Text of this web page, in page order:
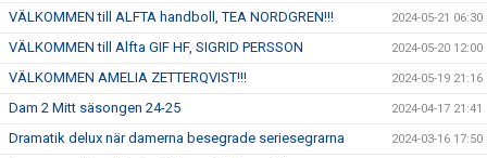
VÄLKOMMEN till ALFTA handboll, TEA NORDGREN!!! 2024-05-21 06:30
VÄLKOMMEN till Alfta GIF HF, SIGRID PERSSON 2024-05-20 12:00
VÄLKOMMEN AMELIA ZETTERQVIST!!! 2024-05-19 21:16
Dam 2 Mitt säsongen 24-25 2024-04-17 21:41
Dramatik delux när damerna besegrade seriesegrarna 2024-03-16 17:50